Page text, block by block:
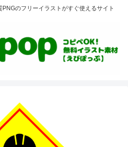
リーイラストがすぐ使えるサイト